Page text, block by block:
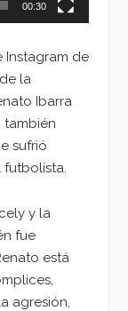
00:30
Instagram de
la
Ibarra
también
sufrió
futbolista.
y la
fue
está
agresión,